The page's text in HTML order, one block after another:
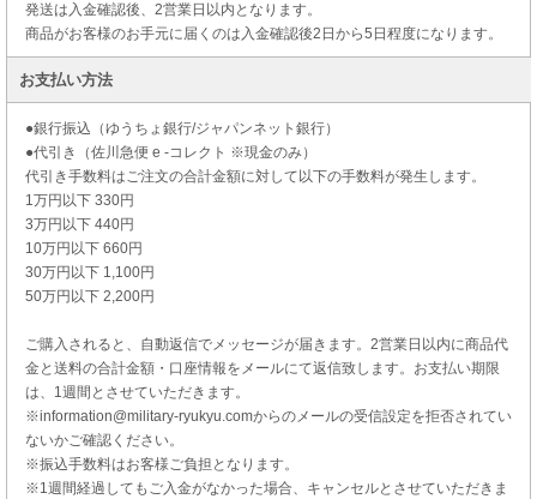
発送は入金確認後、2営業日以内となります。
商品がお客様のお手元に届くのは入金確認後2日から5日程度になります。
お支払い方法
●銀行振込（ゆうちょ銀行/ジャパンネット銀行）
●代引き（佐川急便 e -コレクト ※現金のみ）
代引き手数料はご注文の合計金額に対して以下の手数料が発生します。
1万円以下 330円
3万円以下 440円
10万円以下 660円
30万円以下 1,100円
50万円以下 2,200円
ご購入されると、自動返信でメッセージが届きます。2営業日以内に商品代
金と送料の合計金額・口座情報をメールにて返信致します。お支払い期限
は、1週間とさせていただきます。
※information@military-ryukyu.comからのメールの受信設定を拒否されてい
ないかご確認ください。
※振込手数料はお客様ご負担となります。
※1週間経過してもご入金がなかった場合、キャンセルとさせていただきま